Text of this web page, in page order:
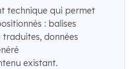
technique qui permet
: balises
données
existant.